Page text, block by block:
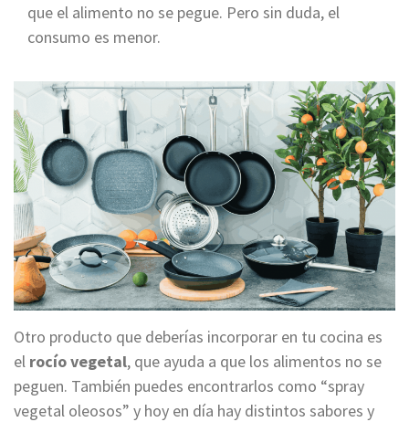
que el alimento no se pegue. Pero sin duda, el
consumo es menor.
Otro producto que deberías incorporar en tu cocina es
el rocío vegetal, que ayuda a que los alimentos no se
peguen. También puedes encontrarlos como “spray
vegetal oleosos” y hoy en día hay distintos sabores y